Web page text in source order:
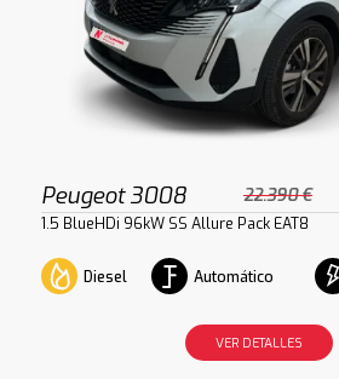
Peugeot 3008 22.390 €
1.5 BlueHDi 96kW SS Allure Pack EAT8
Diesel Automático
VER DETALLES